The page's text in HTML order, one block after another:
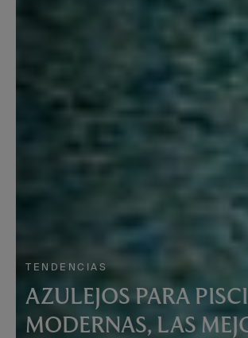
TENDENCIAS
AZULEJOS PARA
MODERNAS, LAS